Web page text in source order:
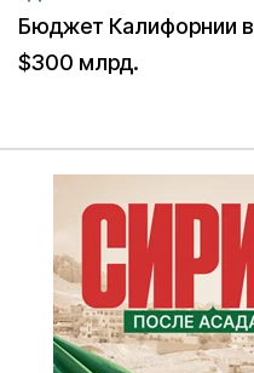
Бюджет Калифорнии
$300 млрд.